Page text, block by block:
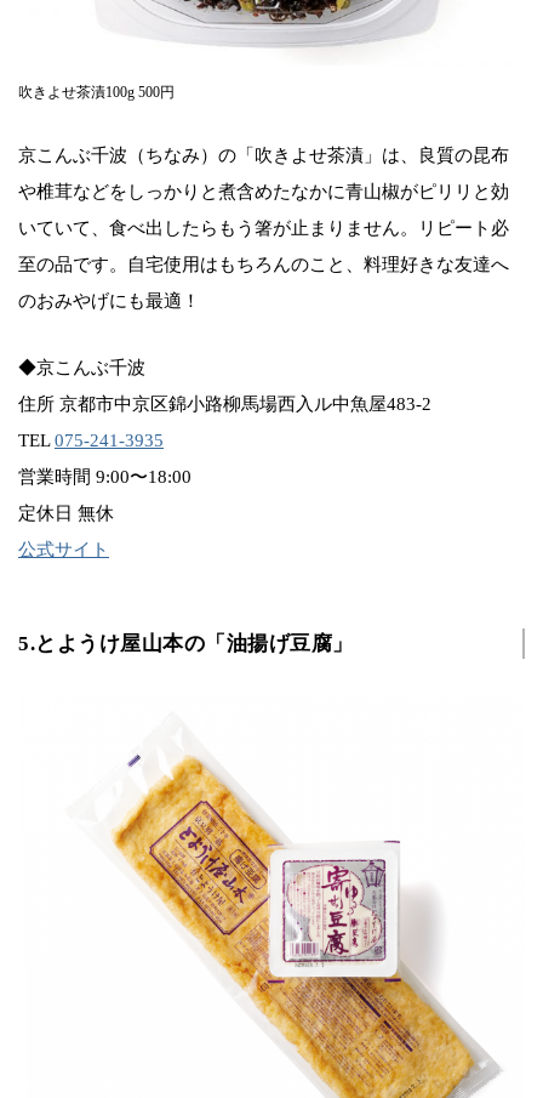
吹きよせ茶漬100g 500円
京こんぶ千波（ちなみ）の「吹きよせ茶漬」は、良質の昆布
や椎茸などをしっかりと煮含めたなかに青山椒がピリリと効
いていて、食べ出したらもう箸が止まりません。リピート必
至の品です。自宅使用はもちろんのこと、料理好きな友達へ
のおみやげにも最適！
◆京こんぶ千波
住所 京都市中京区錦小路柳馬場西入ル中魚屋483-2
TEL075-241-3935
営業時間 9:00〜18:00
定休日 無休
公式サイト
5.とようけ屋山本の「油揚げ豆腐」